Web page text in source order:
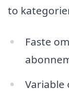
to
Faste
Variable